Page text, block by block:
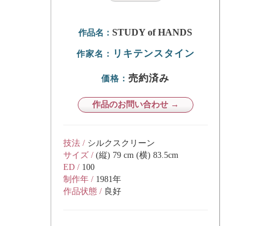
作品名： STUDY of HANDS
作家名： リキテンスタイン
価格： 売約済み
作品のお問い合わせ →
技法 / シルクスクリーン
サイズ / (縦) 79 cm (横) 83.5cm
ED / 100
制作年 / 1981年
作品状態 / 良好